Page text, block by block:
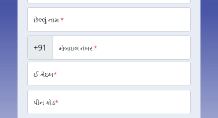
છેલ્લું નામ*
+91 મોબાઇલ નંબર*
ઈ-મેઇલ*
પીન કોડ*